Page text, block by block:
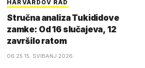
HARVARDOV RAD
Stručna analiza Tukididove
zamke: Od 16 slučajeva, 12
završilo ratom
06:25 15. SVIBANJ 2026.